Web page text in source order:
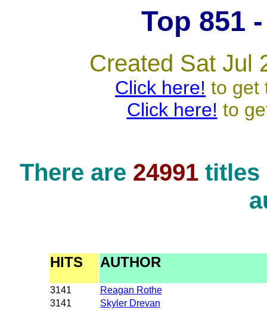
Top 851
Created Sat Jul
Click here! to get
Click here! to
There are 24991titles
HITS AUTHOR
3141
Reagan Rothe
3141
Skyler Drevan